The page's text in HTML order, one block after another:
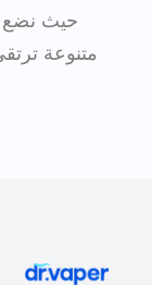
حيث نضع
متنوعة